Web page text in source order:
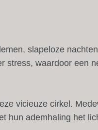
slapeloze
stress, waardoor een
vicieuze cirkel.
hun ademhaling het